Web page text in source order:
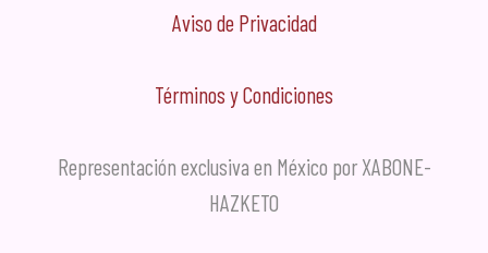
Aviso de Privacidad
Términos y Condiciones
Representación exclusiva en México por XABONE-
HAZKETO